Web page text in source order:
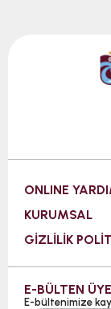
ONLINE
KURUMSAL
GİZLİLİK
E-BÜLTEN
E-bültenimize